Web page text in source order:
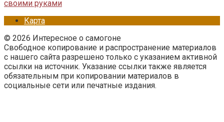
своими руками
Карта
© 2026 Интересное о самогоне
Свободное копирование и распространение материалов
с нашего сайта разрешено только с указанием активной
ссылки на источник. Указание ссылки также является
обязательным при копировании материалов в
социальные сети или печатные издания.